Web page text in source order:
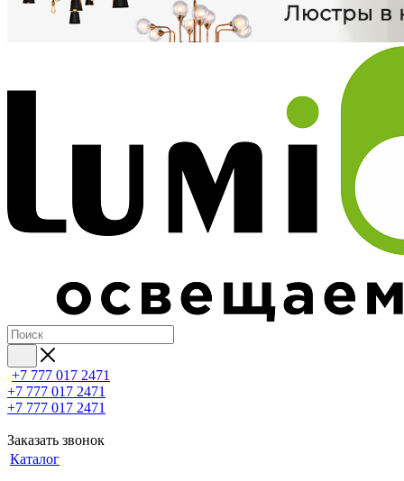
+7 777 017 2471
+7 777 017 2471
+7 777 017 2471
Заказать звонок
Каталог